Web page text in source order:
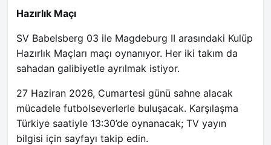
Hazırlık Maçı
SV Babelsberg 03 ile Magdeburg II arasındaki Kulüp
Hazırlık Maçları maçı oynanıyor. Her iki takım da
sahadan galibiyetle ayrılmak istiyor.
27 Haziran 2026, Cumartesi günü sahne alacak
mücadele futbolseverlerle buluşacak. Karşılaşma
Türkiye saatiyle 13:30’de oynanacak; TV yayın
bilgisi için sayfayı takip edin.